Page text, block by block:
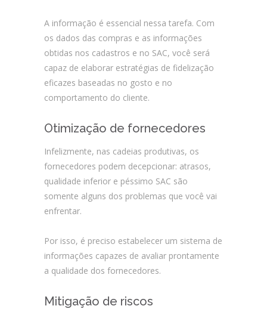
A informação é essencial nessa tarefa. Com
os dados das compras e as informações
obtidas nos cadastros e no SAC, você será
capaz de elaborar estratégias de fidelização
eficazes baseadas no gosto e no
comportamento do cliente.
Otimização de fornecedores
Infelizmente, nas cadeias produtivas, os
fornecedores podem decepcionar: atrasos,
qualidade inferior e péssimo SAC são
somente alguns dos problemas que você vai
enfrentar.
Por isso, é preciso estabelecer um sistema de
informações capazes de avaliar prontamente
a qualidade dos fornecedores.
Mitigação de riscos